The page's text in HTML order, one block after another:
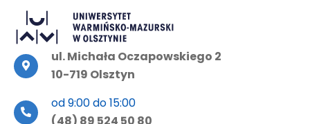
ul. Michała Oczapowskiego 2
10-719 Olsztyn
od 9:00 do 15:00